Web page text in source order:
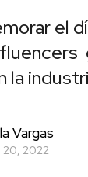
el
la
Vargas
2022